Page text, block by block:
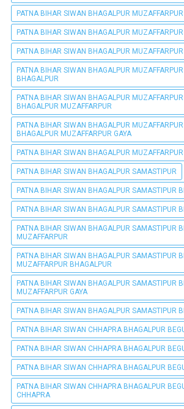
PATNA BIHAR SIWAN BHAGALPUR
PATNA BIHAR SIWAN BHAGALPUR
PATNA BIHAR SIWAN BHAGALPUR
PATNA BIHAR SIWAN BHAGALPUR
BHAGALPUR
PATNA BIHAR SIWAN BHAGALPUR
BHAGALPUR MUZAFFARPUR
PATNA BIHAR SIWAN BHAGALPUR
BHAGALPUR MUZAFFARPUR GAYA
PATNA BIHAR SIWAN BHAGALPUR
PATNA BIHAR SIWAN BHAGALPUR SAMASTIPUR
PATNA BIHAR SIWAN BHAGALPUR SAMASTIPUR
PATNA BIHAR SIWAN BHAGALPUR SAMASTIPUR
PATNA BIHAR SIWAN BHAGALPUR SAMASTIPUR
MUZAFFARPUR
PATNA BIHAR SIWAN BHAGALPUR SAMASTIPUR
MUZAFFARPUR BHAGALPUR
PATNA BIHAR SIWAN BHAGALPUR SAMASTIPUR
MUZAFFARPUR GAYA
PATNA BIHAR SIWAN BHAGALPUR SAMASTIPUR
PATNA BIHAR SIWAN CHHAPRA BHAGALPUR
PATNA BIHAR SIWAN CHHAPRA BHAGALPUR
PATNA BIHAR SIWAN CHHAPRA BHAGALPUR
PATNA BIHAR SIWAN CHHAPRA BHAGALPUR
CHHAPRA